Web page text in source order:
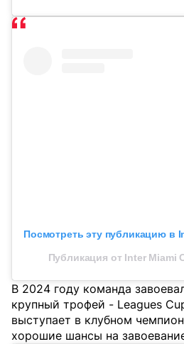
Посмотреть эту публикацию в
Публикация от Inter Miami
В 2024 году команда
крупный трофей - Leagues
выступает в клубном
хорошие шансы на